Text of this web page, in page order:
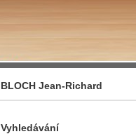
BLOCH Jean-Richard
Vyhledávání